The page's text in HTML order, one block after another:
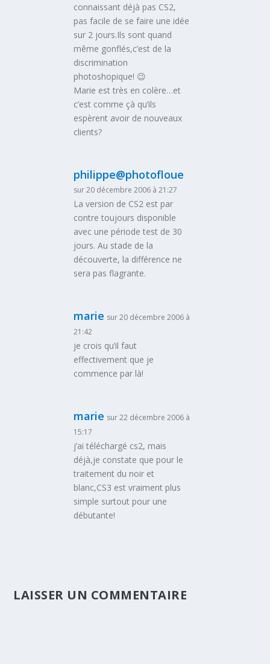
connaissant déjà pas CS2,
pas facile de se faire une idée
sur 2 jours.Ils sont quand
même gonflés,c’est de la
discrimination
photoshopique! 😉
Marie est très en colère…et
c’est comme çà qu’ils
espèrent avoir de nouveaux
clients?
philippe@photofloue
sur 20 décembre 2006 à 21:27
La version de CS2 est par
contre toujours disponible
avec une période test de 30
jours. Au stade de la
découverte, la différence ne
sera pas flagrante.
marie sur 20 décembre 2006 à
21:42
je crois qu’il faut
effectivement que je
commence par là!
marie sur 22 décembre 2006 à
15:17
j’ai téléchargé cs2, mais
déjà,je constate que pour le
traitement du noir et
blanc,CS3 est vraiment plus
simple surtout pour une
débutante!
LAISSER UN COMMENTAIRE